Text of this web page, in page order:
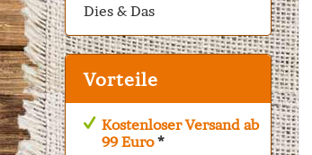
Dies & Das
Vorteile
Kostenloser Versand ab
99 Euro*